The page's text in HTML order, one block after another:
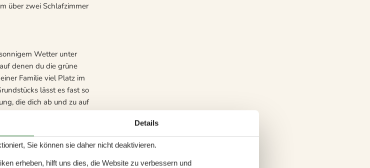
über zwei Schlafzimmer
Wetter unter
denen du die grüne
Familie viel Platz im
lässt es fast so
die dich ab und zu auf
wirklich ein Ort, an dem
aber auch in der weiteren
Details
Sie können sie daher nicht deaktivieren.
erheben, hilft uns dies, die Website zu verbessern und